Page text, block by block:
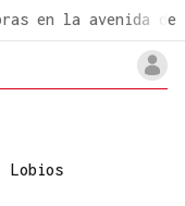
en la avenida de
Lobios